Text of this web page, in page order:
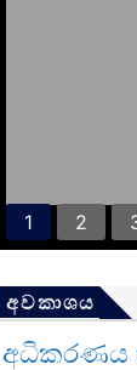
1 2
අවකාශය
අධිකරණය